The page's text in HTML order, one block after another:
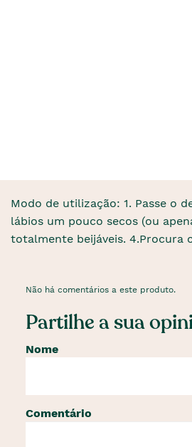
Modo de utilização: 1. Passe o
lábios um pouco secos (ou
totalmente beijáveis. 4.Procura
Não há comentários a este produto.
Partilhe a sua
Nome
Comentário